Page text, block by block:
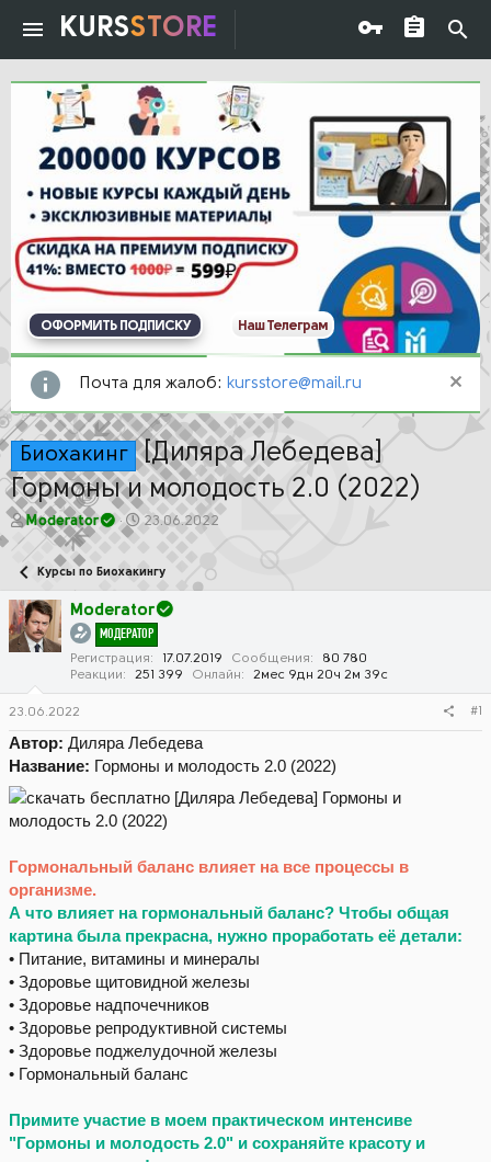
KURSSTORE
ОФОРМИТЬ ПОДПИСКУ Наш Телеграм
Почта для жалоб: kursstore@mail.ru
Биохакинг [Диляра Лебедева]
Гормоны и молодость 2.0 (2022)
А
т
о
р
т
е
Moderator
Д
а
а
ч
а
л
а
23.06.2022
Курсы по Биохакингу
Moderator
МОДЕРАТОР
Регистрация 17.07.2019 Сообщения
80 780
Реакции
251 399 Онлайн 2мес 9дн 20ч 2м 39с
23.06.2022 #1
Автор: Диляра Лебедева
Название: Гормоны и молодость 2.0 (2022)
Гормональный баланс влияет на все процессы в
организме.
А что влияет на гормональный баланс? Чтобы общая
картина была прекрасна, нужно проработать её детали:
• Питание, витамины и минералы
• Здоровье щитовидной железы
• Здоровье надпочечников
• Здоровье репродуктивной системы
• Здоровье поджелудочной железы
• Гормональный баланс
Примите участие в моем практическом интенсиве
"Гормоны и молодость 2.0" и сохраняйте красоту и